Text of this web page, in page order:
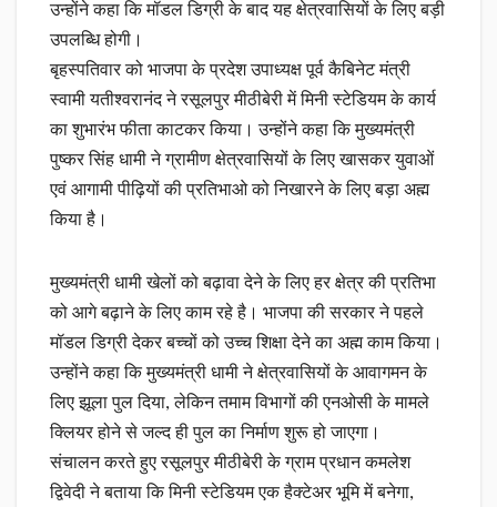
उन्होंने कहा कि मॉडल डिग्री के बाद यह क्षेत्रवासियों के लिए बड़ी
उपलब्धि होगी।
बृहस्पतिवार को भाजपा के प्रदेश उपाध्यक्ष पूर्व कैबिनेट मंत्री
स्वामी यतीश्वरानंद ने रसूलपुर मीठीबेरी में मिनी स्टेडियम के कार्य
का शुभारंभ फीता काटकर किया। उन्होंने कहा कि मुख्यमंत्री
पुष्कर सिंह धामी ने ग्रामीण क्षेत्रवासियों के लिए खासकर युवाओं
एवं आगामी पीढ़ियों की प्रतिभाओ को निखारने के लिए बड़ा अह्म
किया है।
मुख्यमंत्री धामी खेलों को बढ़ावा देने के लिए हर क्षेत्र की प्रतिभा
को आगे बढ़ाने के लिए काम रहे है। भाजपा की सरकार ने पहले
मॉडल डिग्री देकर बच्चों को उच्च शिक्षा देने का अह्म काम किया।
उन्होंने कहा कि मुख्यमंत्री धामी ने क्षेत्रवासियों के आवागमन के
लिए झूला पुल दिया, लेकिन तमाम विभागों की एनओसी के मामले
क्लियर होने से जल्द ही पुल का निर्माण शुरू हो जाएगा।
संचालन करते हुए रसूलपुर मीठीबेरी के ग्राम प्रधान कमलेश
द्विवेदी ने बताया कि मिनी स्टेडियम एक हैक्टेअर भूमि में बनेगा,